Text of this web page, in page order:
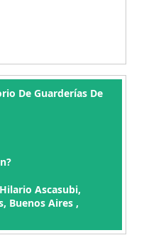
De Guarderías De
Ascasubi,
Buenos Aires ,